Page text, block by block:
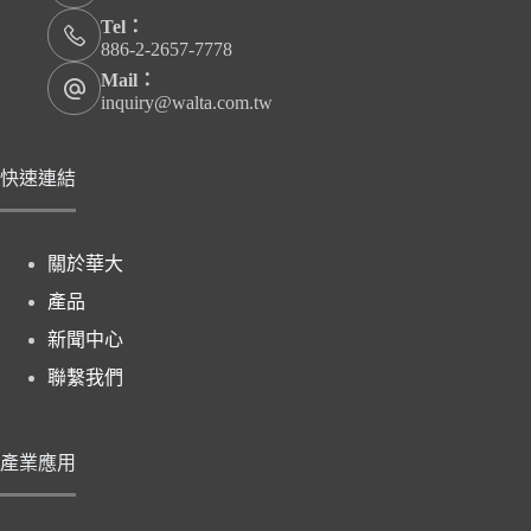
Tel：
886-2-2657-7778
Mail：
inquiry@walta.com.tw
快速連結
關於華大
產品
新聞中心
聯繫我們
產業應用